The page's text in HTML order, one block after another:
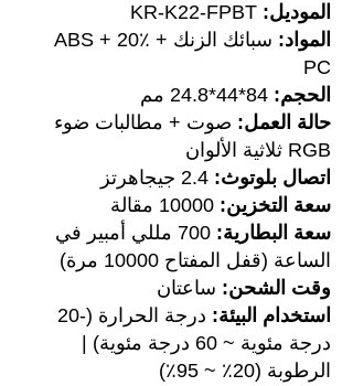
الموديل:
المواد:
سبائك الزنك + ABS + 20٪
PC
الحجم:
حالة العمل: صوت + مطالبات ضوء
RGB ثلاثية الألوان
اتصال بلوتوث:
سعة التخزين:
سعة البطارية:
700 مللي أمبير في
الساعة (قفل المفتاح 10000 مرة)
وقت الشحن: ساعتان
استخدام البيئة:
درجة الحرارة (-20
درجة مئوية ~ 60 درجة مئوية) |
الرطوبة (20٪ ~ 95٪)